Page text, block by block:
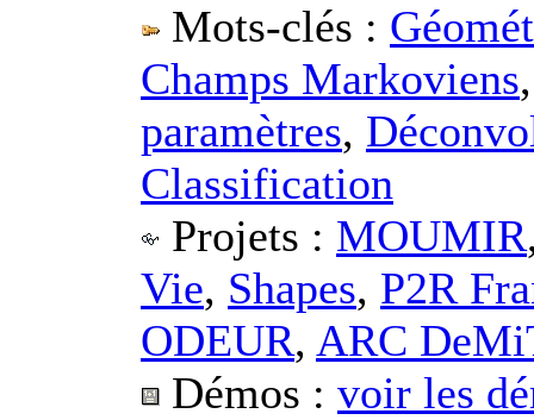
Mots-clés :
Champs Markoviens
paramètres,
Classification
Projets : MOUMIR
Vie, Shapes, P2R
ODEUR, ARC
Démos : voir les